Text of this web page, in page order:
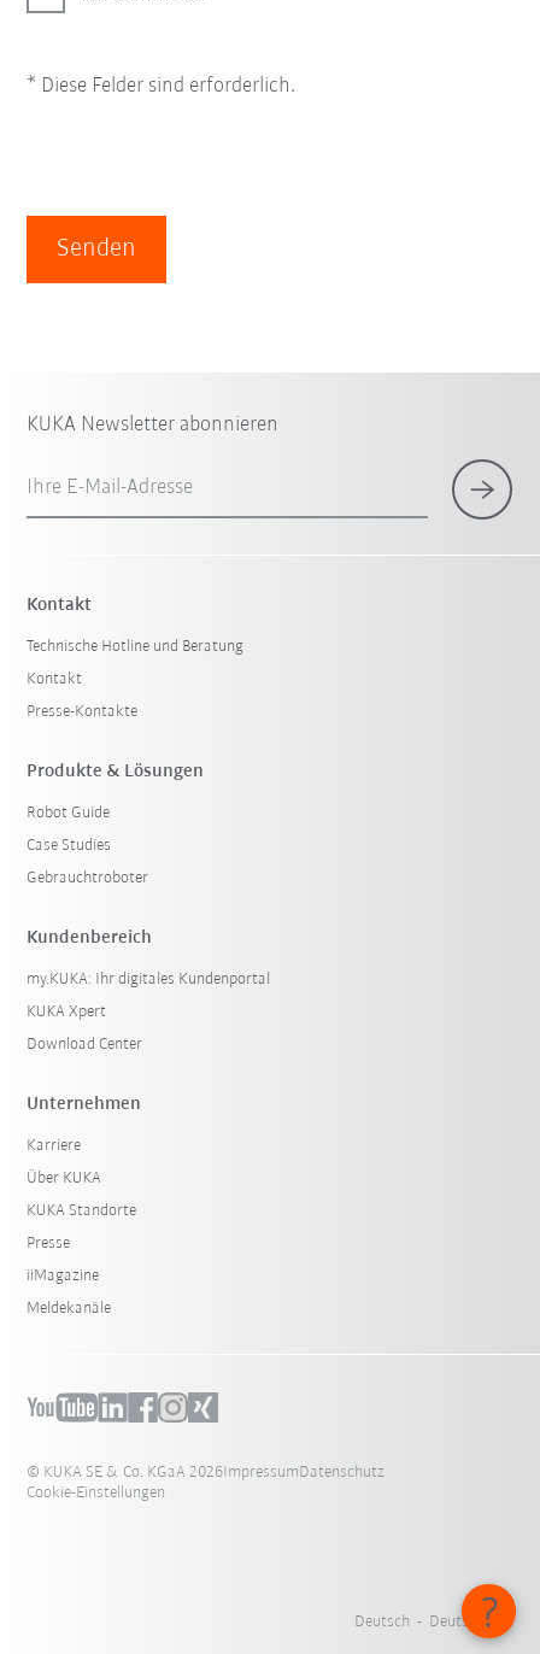
* Diese Felder sind erforderlich.
Senden
KUKA Newsletter abonnieren
Ihre E-Mail-Adresse
Kontakt
Technische Hotline und Beratung
Kontakt
Presse-Kontakte
Produkte & Lösungen
Robot Guide
Case Studies
Gebrauchtroboter
Kundenbereich
my.KUKA: Ihr digitales Kundenportal
KUKA Xpert
Download Center
Unternehmen
Karriere
Über KUKA
KUKA Standorte
Presse
iiMagazine
Meldekanäle
© KUKA SE & Co. KGaA 2026ImpressumDatenschutz
Cookie-Einstellungen
Deutsch - Deutschland